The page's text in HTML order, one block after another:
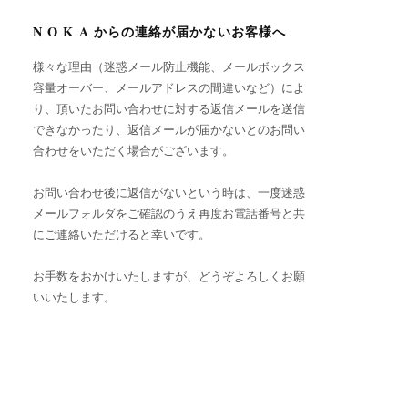
N O K A からの連絡が届かないお客様へ
様々な理由（迷惑メール防止機能、メールボックス
容量オーバー、メールアドレスの間違いなど）によ
り、頂いたお問い合わせに対する返信メールを送信
できなかったり、返信メールが届かないとのお問い
合わせをいただく場合がございます。
お問い合わせ後に返信がないという時は、一度迷惑
メールフォルダをご確認のうえ再度お電話番号と共
にご連絡いただけると幸いです。
お手数をおかけいたしますが、どうぞよろしくお願
いいたします。